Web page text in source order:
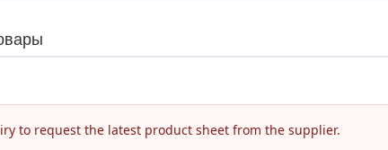
to request the latest product sheet from the supplier.